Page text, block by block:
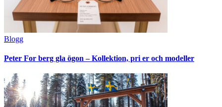
Blogg
Peter For berg gla ögon – Kollektion, pri er och modeller